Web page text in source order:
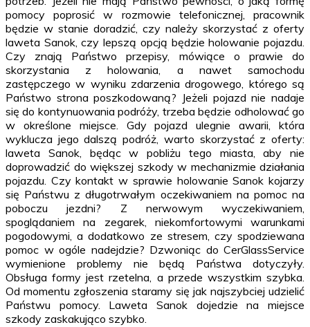
pomocy poprosić w rozmowie telefonicznej, pracownik
będzie w stanie doradzić, czy należy skorzystać z oferty
laweta Sanok, czy lepszą opcją będzie holowanie pojazdu.
Czy znają Państwo przepisy, mówiące o prawie do
skorzystania z holowania, a nawet samochodu
zastępczego w wyniku zdarzenia drogowego, którego są
Państwo strona poszkodowaną? Jeżeli pojazd nie nadaje
się do kontynuowania podróży, trzeba będzie odholować go
w określone miejsce. Gdy pojazd ulegnie awarii, która
wyklucza jego dalszą podróż, warto skorzystać z oferty:
laweta Sanok, będąc w pobliżu tego miasta, aby nie
doprowadzić do większej szkody w mechanizmie działania
pojazdu. Czy kontakt w sprawie holowanie Sanok kojarzy
się Państwu z długotrwałym oczekiwaniem na pomoc na
poboczu jezdni? Z nerwowym wyczekiwaniem,
spoglądaniem na zegarek, niekomfortowymi warunkami
pogodowymi, a dodatkowo ze stresem, czy spodziewana
pomoc w ogóle nadejdzie? Dzwoniąc do CerGlassService
wymienione problemy nie będą Państwa dotyczyły.
Obsługa formy jest rzetelna, a przede wszystkim szybka.
Od momentu zgłoszenia staramy się jak najszybciej udzielić
Państwu pomocy. Laweta Sanok dojedzie na miejsce
szkody zaskakująco szybko.